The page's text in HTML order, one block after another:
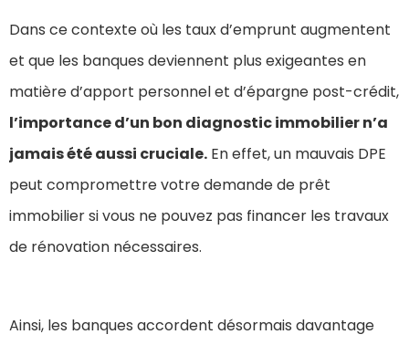
Dans ce contexte où les taux d’emprunt augmentent
et que les banques deviennent plus exigeantes en
matière d’apport personnel et d’épargne post-crédit,
l’importance d’un bon diagnostic immobilier n’a
jamais été aussi cruciale. En effet, un mauvais DPE
peut compromettre votre demande de prêt
immobilier si vous ne pouvez pas financer les travaux
de rénovation nécessaires.
Ainsi, les banques accordent désormais davantage